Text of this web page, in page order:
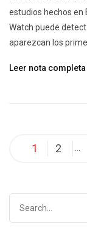
estudios hechos en
Watch puede
aparezcan los
Leer nota completa
Posts
1 2